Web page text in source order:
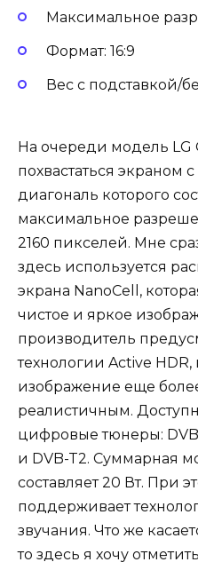
Максимальное
Формат: 16:9
Вес с подставкой/
На очереди модель LG
похвастаться экраном
диагональ которого
максимальное
2160 пикселей. Мне
здесь используется
экрана NanoCell,
чистое и яркое
производитель
технологии Active HDR,
изображение еще
реалистичным.
цифровые тюнеры: DVB-
и DVB-T2. Суммарная
составляет 20 Вт. При
поддерживает
звучания. Что же
то здесь я хочу